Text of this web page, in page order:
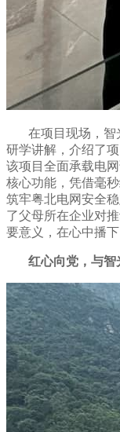
在项目现场，智
研学讲解，介绍了
该项目全面承载电
核心功能，凭借毫
筑牢粤北电网安全
了父母所在企业对
要意义，在心中播
红心向党，与智